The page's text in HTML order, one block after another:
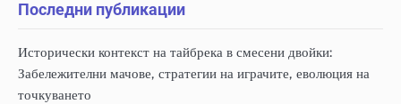
Последни публикации
Исторически контекст на тайбрека в смесени двойки:
Забележителни мачове, стратегии на играчите, еволюция на
точкуването